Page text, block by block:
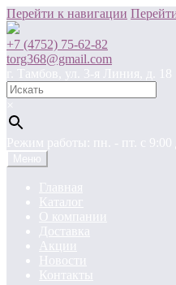
Перейти к навигации
+7 (4752) 75-62-82
torg368@gmail.com
г. Тамбов, ул. 3-я Линия, д. 18
×
Режим работы: пн. - пт. c 9:00
Меню
Главная
Каталог
О компании
Доставка
Акции
Новости
Контакты